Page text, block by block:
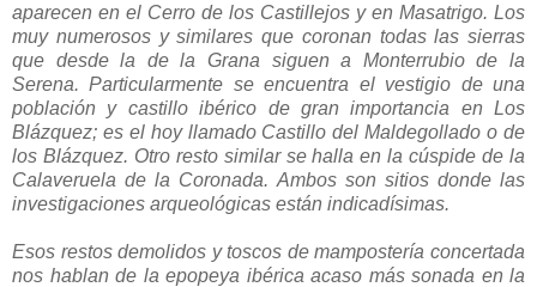
aparecen en el Cerro de los Castillejos y en Masatrigo. Los
muy numerosos y similares que coronan todas las sierras
que desde la de la Grana siguen a Monterrubio de la
Serena. Particularmente se encuentra el vestigio de una
población y castillo ibérico de gran importancia en Los
Blázquez; es el hoy llamado Castillo del Maldegollado o de
los Blázquez. Otro resto similar se halla en la cúspide de la
Calaveruela de la Coronada. Ambos son sitios donde las
investigaciones arqueológicas están indicadísimas.
Esos restos demolidos y toscos de mampostería concertada
nos hablan de la epopeya ibérica acaso más sonada en la